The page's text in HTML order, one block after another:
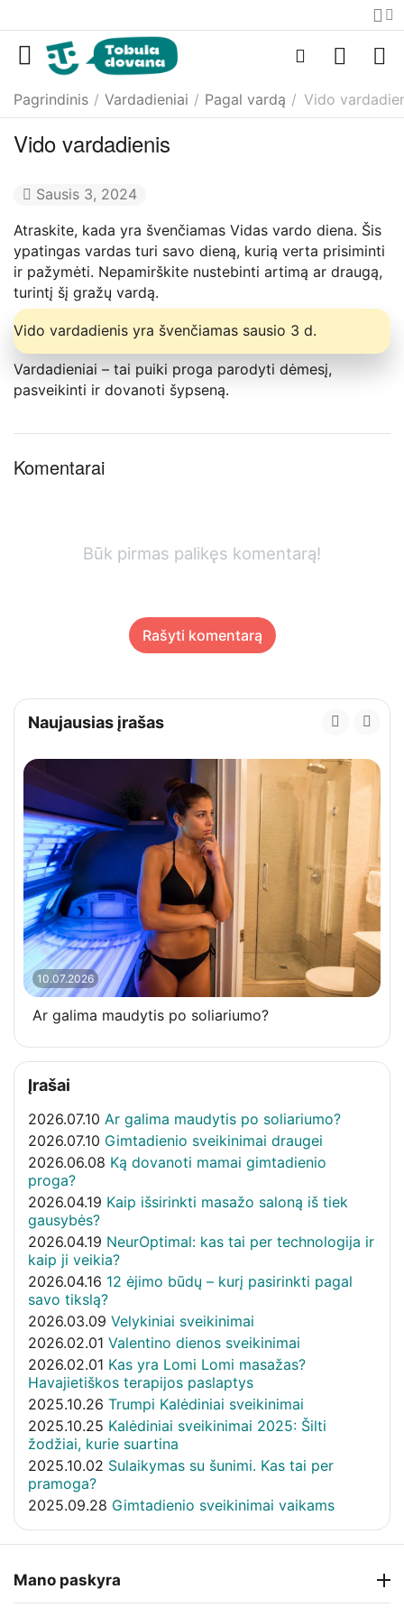
Pagrindinis / Vardadieniai / Pagal vardą / Vido
Vido vardadienis
Sausis 3, 2024
Atraskite, kada yra švenčiamas Vidas vardo diena. Šis
ypatingas vardas turi savo dieną, kurią verta prisiminti
ir pažymėti. Nepamirškite nustebinti artimą ar draugą,
turintį šį gražų vardą.
Vido vardadienis yra švenčiamas sausio 3 d.
Vardadieniai – tai puiki proga parodyti dėmesį,
pasveikinti ir dovanoti šypseną.
Komentarai
Būk pirmas palikęs komentarą!
Rašyti komentarą
Naujausias įrašas
10.07.2026
Ar galima maudytis po soliariumo?
Įrašai
2026.07.10 Ar galima maudytis po soliariumo?
2026.07.10 Gimtadienio sveikinimai draugei
2026.06.08 Ką dovanoti mamai gimtadienio
proga?
2026.04.19 Kaip išsirinkti masažo saloną iš tiek
gausybės?
2026.04.19 NeurOptimal: kas tai per technologija ir
kaip ji veikia?
2026.04.16 12 ėjimo būdų – kurį pasirinkti pagal
savo tikslą?
2026.03.09 Velykiniai sveikinimai
2026.02.01 Valentino dienos sveikinimai
2026.02.01 Kas yra Lomi Lomi masažas?
Havajietiškos terapijos paslaptys
2025.10.26 Trumpi Kalėdiniai sveikinimai
2025.10.25 Kalėdiniai sveikinimai 2025: Šilti
žodžiai, kurie suartina
2025.10.02 Sulaikymas su šunimi. Kas tai per
pramoga?
2025.09.28 Gimtadienio sveikinimai vaikams
Mano paskyra